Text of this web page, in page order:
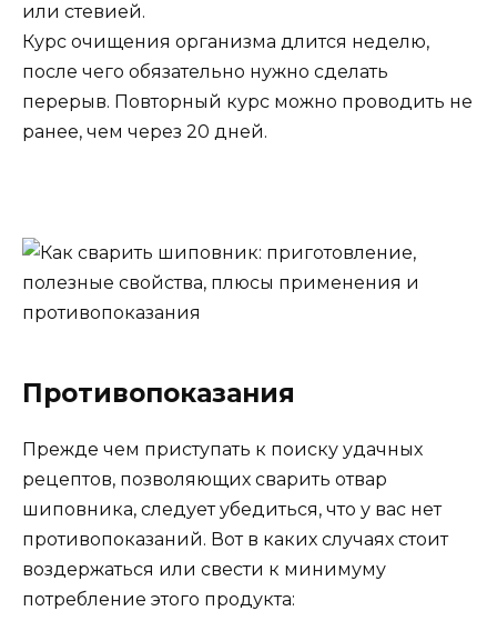
или стевией.
Курс очищения организма длится неделю,
после чего обязательно нужно сделать
перерыв. Повторный курс можно проводить не
ранее, чем через 20 дней.
Противопоказания
Прежде чем приступать к поиску удачных
рецептов, позволяющих сварить отвар
шиповника, следует убедиться, что у вас нет
противопоказаний. Вот в каких случаях стоит
воздержаться или свести к минимуму
потребление этого продукта: